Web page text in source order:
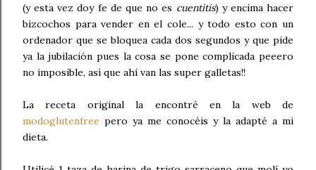
(y esta vez doy fe de que no es cuentitis) y encima hacer
bizcochos para vender en el cole... y todo esto con un
ordenador que se bloquea cada dos segundos y que pide
ya la jubilación pues la cosa se pone complicada peeero
no imposible, así que ahí van las super galletas!!
La receta original la encontré en la web de
modoglutenfree pero ya me conocéis y la adapté a mi
dieta.